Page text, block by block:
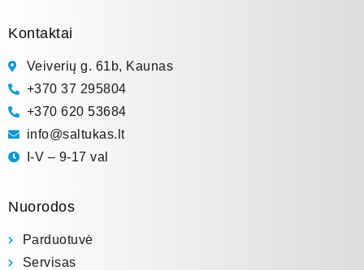
Kontaktai
Veiverių g. 61b, Kaunas
+370 37 295804
+370 620 53684
info@saltukas.lt
I-V – 9-17 val
Nuorodos
Parduotuvė
Servisas